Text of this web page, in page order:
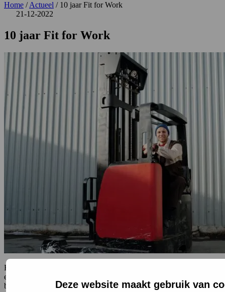
Deze website maakt gebruik van
Home /Actueel / 10 jaar Fit for Work
21-12-2022
10 jaar Fit for Work
Het platform Fit for Work Nederland bestaat 10 jaar. Sinds 2012 is
er volgens de organisatie veel bereikt als het gaat om werkbehoud
bij chronische aandoeningen. AKC is een van de